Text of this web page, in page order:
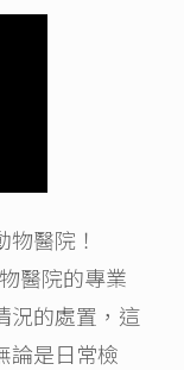
醫院！
醫院的專業
況的處置，這
論是日常檢